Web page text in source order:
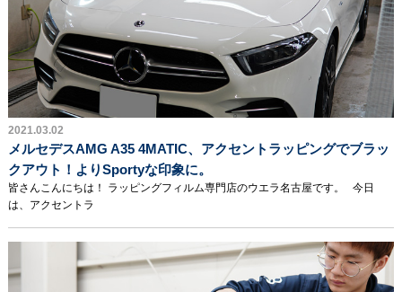
2021.03.02
メルセデスAMG A35 4MATIC、アクセントラッピングでブラッ
クアウト！よりSportyな印象に。
皆さんこんにちは！ ラッピングフィルム専門店のウエラ名古屋です。 今日
は、アクセントラ